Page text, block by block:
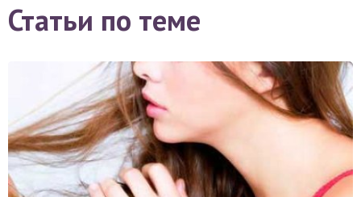
Статьи по теме